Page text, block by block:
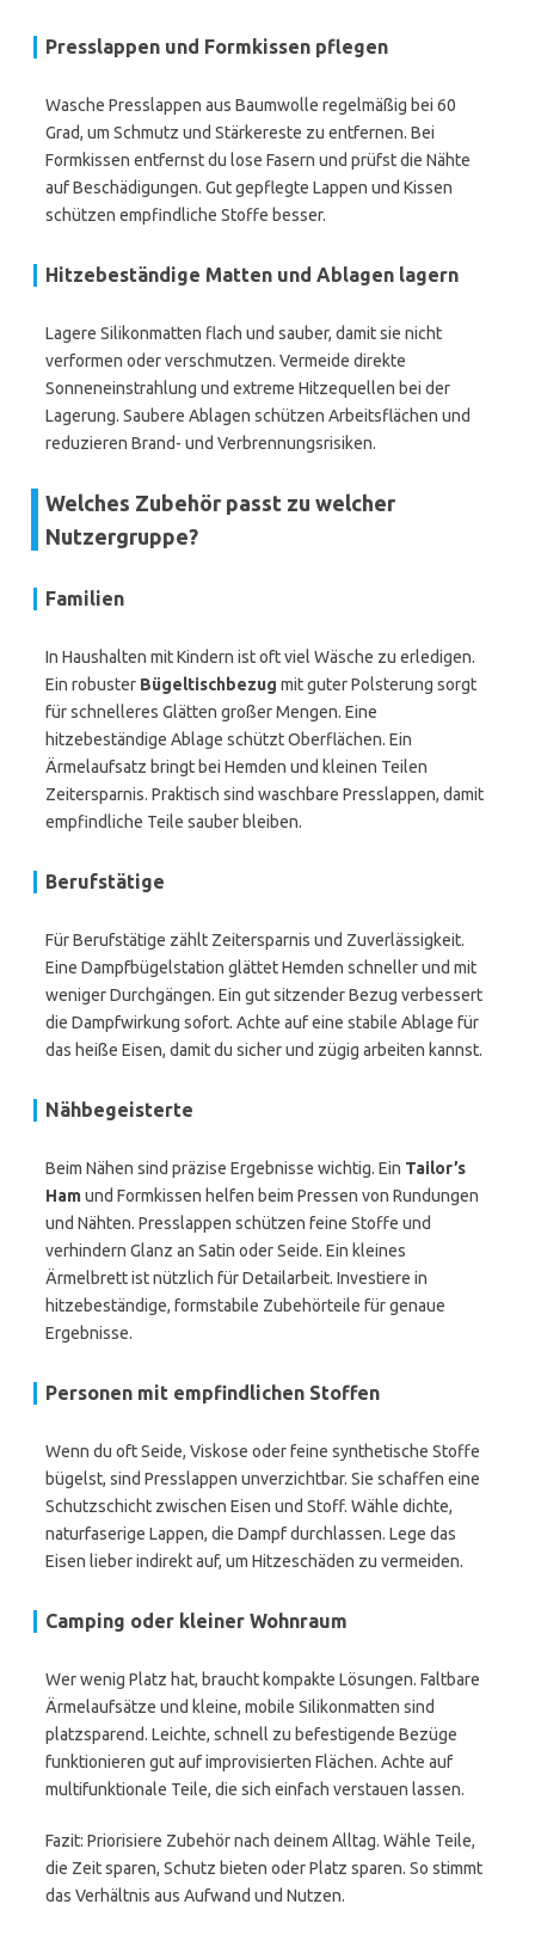
Presslappen und Formkissen pflegen
Wasche Presslappen aus Baumwolle regelmäßig bei 60
Grad, um Schmutz und Stärkereste zu entfernen. Bei
Formkissen entfernst du lose Fasern und prüfst die Nähte
auf Beschädigungen. Gut gepflegte Lappen und Kissen
schützen empfindliche Stoffe besser.
Hitzebeständige Matten und Ablagen lagern
Lagere Silikonmatten flach und sauber, damit sie nicht
verformen oder verschmutzen. Vermeide direkte
Sonneneinstrahlung und extreme Hitzequellen bei der
Lagerung. Saubere Ablagen schützen Arbeitsflächen und
reduzieren Brand- und Verbrennungsrisiken.
Welches Zubehör passt zu welcher
Nutzergruppe?
Familien
In Haushalten mit Kindern ist oft viel Wäsche zu erledigen.
Ein robuster Bügeltischbezug mit guter Polsterung sorgt
für schnelleres Glätten großer Mengen. Eine
hitzebeständige Ablage schützt Oberflächen. Ein
Ärmelaufsatz bringt bei Hemden und kleinen Teilen
Zeitersparnis. Praktisch sind waschbare Presslappen, damit
empfindliche Teile sauber bleiben.
Berufstätige
Für Berufstätige zählt Zeitersparnis und Zuverlässigkeit.
Eine Dampfbügelstation glättet Hemden schneller und mit
weniger Durchgängen. Ein gut sitzender Bezug verbessert
die Dampfwirkung sofort. Achte auf eine stabile Ablage für
das heiße Eisen, damit du sicher und zügig arbeiten kannst.
Nähbegeisterte
Beim Nähen sind präzise Ergebnisse wichtig. Ein Tailor’s
Hamund Formkissen helfen beim Pressen von Rundungen
und Nähten. Presslappen schützen feine Stoffe und
verhindern Glanz an Satin oder Seide. Ein kleines
Ärmelbrett ist nützlich für Detailarbeit. Investiere in
hitzebeständige, formstabile Zubehörteile für genaue
Ergebnisse.
Personen mit empfindlichen Stoffen
Wenn du oft Seide, Viskose oder feine synthetische Stoffe
bügelst, sind Presslappen unverzichtbar. Sie schaffen eine
Schutzschicht zwischen Eisen und Stoff. Wähle dichte,
naturfaserige Lappen, die Dampf durchlassen. Lege das
Eisen lieber indirekt auf, um Hitzeschäden zu vermeiden.
Camping oder kleiner Wohnraum
Wer wenig Platz hat, braucht kompakte Lösungen. Faltbare
Ärmelaufsätze und kleine, mobile Silikonmatten sind
platzsparend. Leichte, schnell zu befestigende Bezüge
funktionieren gut auf improvisierten Flächen. Achte auf
multifunktionale Teile, die sich einfach verstauen lassen.
Fazit: Priorisiere Zubehör nach deinem Alltag. Wähle Teile,
die Zeit sparen, Schutz bieten oder Platz sparen. So stimmt
das Verhältnis aus Aufwand und Nutzen.